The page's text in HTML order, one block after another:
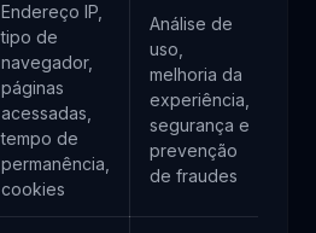
Endereço IP,
tipo de
navegador,
páginas
acessadas,
tempo de
permanência,
cookies
Análise de
uso,
melhoria da
experiência,
segurança e
prevenção
de fraudes